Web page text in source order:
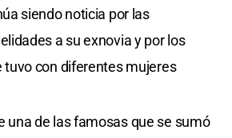
siendo noticia por las
a su exnovia y por los
tuvo con diferentes mujeres
una de las famosas que se sumó